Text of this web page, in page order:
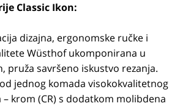
Classic Ikon:
dizajna, ergonomske ručke i
Wüsthof ukomponirana u
pruža savršeno iskustvo rezanja.
jednog komada visokokvalitetnog
krom (CR) s dodatkom molibdena